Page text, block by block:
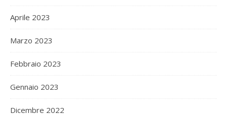
Aprile 2023
Marzo 2023
Febbraio 2023
Gennaio 2023
Dicembre 2022